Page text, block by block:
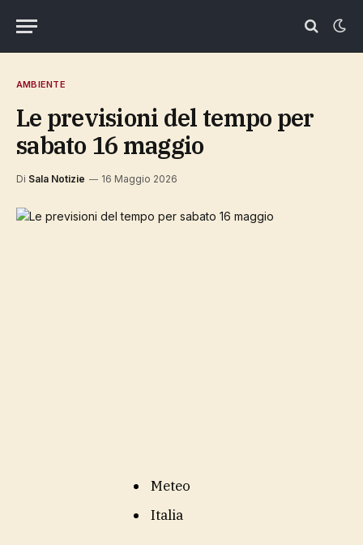
AMBIENTE
Le previsioni del tempo per
sabato 16 maggio
Di Sala Notizie 16 Maggio 2026
Meteo
Italia